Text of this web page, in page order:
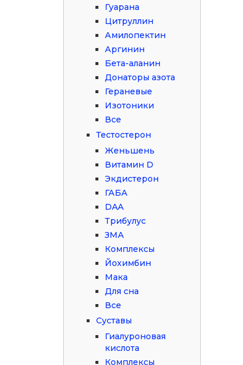
Гуарана
Цитруллин
Амилопектин
Аргинин
Бета-аланин
Донаторы азота
Гераневые
Изотоники
Все
Тестостерон
Женьшень
Витамин D
Экдистерон
ГАБА
DAA
Трибулус
ЗМА
Комплексы
Йохимбин
Мака
Для сна
Все
Суставы
Гиалуроновая
кислота
Комплексы